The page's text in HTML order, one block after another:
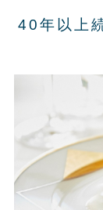
40年以上